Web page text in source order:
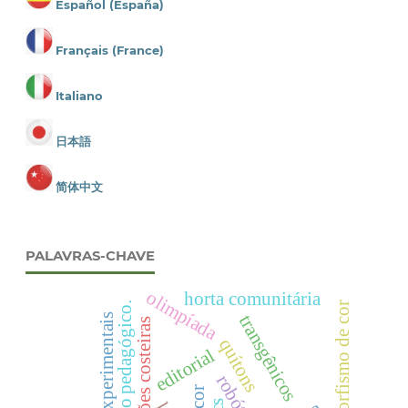
Español (España)
Français (France)
Italiano
日本語
简体中文
PALAVRAS-CHAVE
editorialquítons
regiões costeiras
olimpíadahorta comunitária
transgênicos